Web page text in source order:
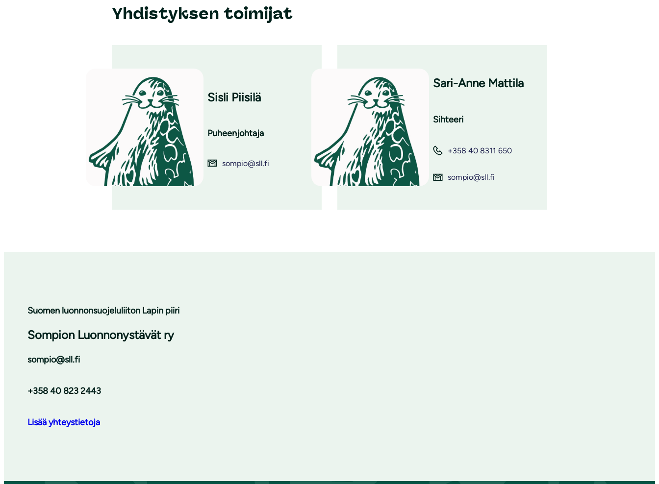
Yhdistyksen toimijat
Sisli Piisilä
Puheenjohtaja
sompio@sll.fi
Sari-Anne Mattila
Sihteeri
+358 40 8311 650
sompio@sll.fi
Suomen luonnonsuojeluliiton Lapin piiri
Sompion Luonnonystävät ry
sompio@sll.fi
+358 40 823 2443
Lisää yhteystietoja